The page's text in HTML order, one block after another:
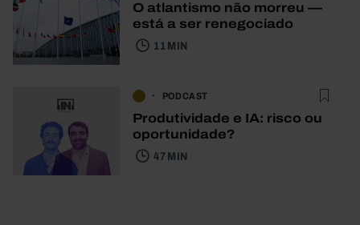
O atlantismo não morreu —
está a ser renegociado
11 MIN
PODCAST
Produtividade e IA: risco ou
oportunidade?
47 MIN